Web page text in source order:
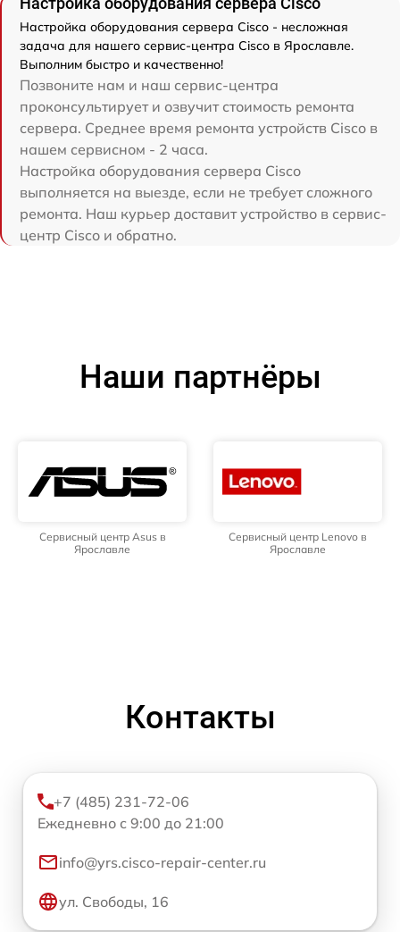
Настройка оборудования сервера Cisco - несложная
задача для нашего сервис-центра Cisco в Ярославле.
Выполним быстро и качественно!
Позвоните нам и наш сервис-центра
проконсультирует и озвучит стоимость ремонта
сервера. Среднее время ремонта устройств Cisco в
нашем сервисном - 2 часа.
Настройка оборудования сервера Cisco
выполняется на выезде, если не требует сложного
ремонта. Наш курьер доставит устройство в сервис-
центр Cisco и обратно.
Наши партнёры
Сервисный центр Asus в
Ярославле
Сервисный центр Lenovo в
Ярославле
Контакты
+7 (485) 231-72-06
Ежедневно с 9:00 до 21:00
info@yrs.cisco-repair-center.ru
ул. Свободы, 16